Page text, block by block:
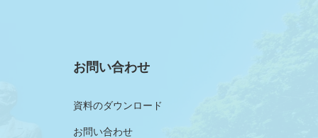
お問い合わせ
資料のダウンロード
お問い合わせ